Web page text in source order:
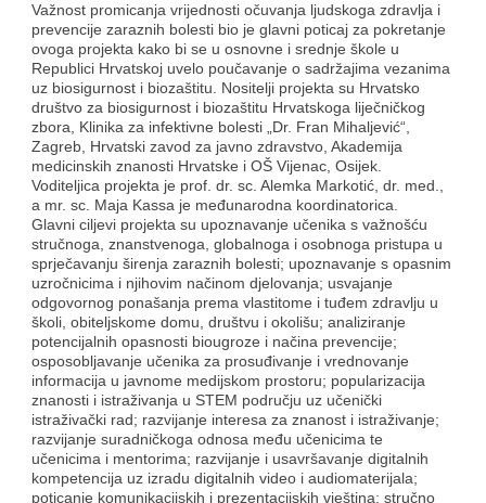
Važnost promicanja vrijednosti očuvanja ljudskoga zdravlja i
prevencije zaraznih bolesti bio je glavni poticaj za pokretanje
ovoga projekta kako bi se u osnovne i srednje škole u
Republici Hrvatskoj uvelo poučavanje o sadržajima vezanima
uz biosigurnost i biozaštitu. Nositelji projekta su Hrvatsko
društvo za biosigurnost i biozaštitu Hrvatskoga liječničkog
zbora, Klinika za infektivne bolesti „Dr. Fran Mihaljević“,
Zagreb, Hrvatski zavod za javno zdravstvo, Akademija
medicinskih znanosti Hrvatske i OŠ Vijenac, Osijek.
Voditeljica projekta je prof. dr. sc. Alemka Markotić, dr. med.,
a mr. sc. Maja Kassa je međunarodna koordinatorica.
Glavni ciljevi projekta su upoznavanje učenika s važnošću
stručnoga, znanstvenoga, globalnoga i osobnoga pristupa u
sprječavanju širenja zaraznih bolesti; upoznavanje s opasnim
uzročnicima i njihovim načinom djelovanja; usvajanje
odgovornog ponašanja prema vlastitome i tuđem zdravlju u
školi, obiteljskome domu, društvu i okolišu; analiziranje
potencijalnih opasnosti biougroze i načina prevencije;
osposobljavanje učenika za prosuđivanje i vrednovanje
informacija u javnome medijskom prostoru; popularizacija
znanosti i istraživanja u STEM području uz učenički
istraživački rad; razvijanje interesa za znanost i istraživanje;
razvijanje suradničkoga odnosa među učenicima te
učenicima i mentorima; razvijanje i usavršavanje digitalnih
kompetencija uz izradu digitalnih video i audiomaterijala;
poticanje komunikacijskih i prezentacijskih vještina; stručno